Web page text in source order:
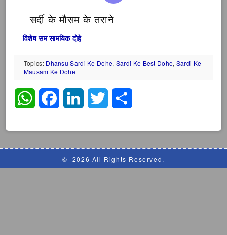
सर्दी के मौसम के तराने
विशेष सम सामयिक दोहे
Topics: Dhansu Sardi Ke Dohe, Sardi Ke Best Dohe, Sardi Ke
Mausam Ke Dohe
WhatsAppFacebookLinkedInTwitter
© 2026 All Rights Reserved.